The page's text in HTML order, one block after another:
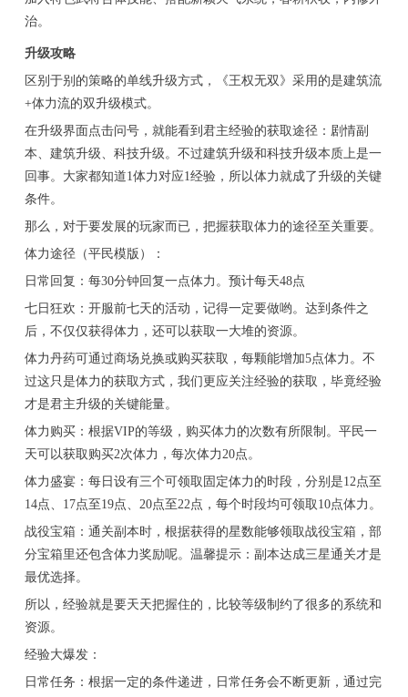
治。
升级攻略
区别于别的策略的单线升级方式，《王权无双》采用的是建筑流
+体力流的双升级模式。
在升级界面点击问号，就能看到君主经验的获取途径：剧情副
本、建筑升级、科技升级。不过建筑升级和科技升级本质上是一
回事。大家都知道1体力对应1经验，所以体力就成了升级的关键
条件。
那么，对于要发展的玩家而已，把握获取体力的途径至关重要。
体力途径（平民模版）：
日常回复：每30分钟回复一点体力。预计每天48点
七日狂欢：开服前七天的活动，记得一定要做哟。达到条件之
后，不仅仅获得体力，还可以获取一大堆的资源。
体力丹药可通过商场兑换或购买获取，每颗能增加5点体力。不
过这只是体力的获取方式，我们更应关注经验的获取，毕竟经验
才是君主升级的关键能量。
体力购买：根据VIP的等级，购买体力的次数有所限制。平民一
天可以获取购买2次体力，每次体力20点。
体力盛宴：每日设有三个可领取固定体力的时段，分别是12点至
14点、17点至19点、20点至22点，每个时段均可领取10点体力。
战役宝箱：通关副本时，根据获得的星数能够领取战役宝箱，部
分宝箱里还包含体力奖励呢。温馨提示：副本达成三星通关才是
最优选择。
所以，经验就是要天天把握住的，比较等级制约了很多的系统和
资源。
经验大爆发：
日常任务：根据一定的条件递进，日常任务会不断更新，通过完